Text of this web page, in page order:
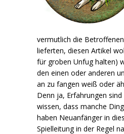
vermutlich die
lieferten, diesen Artikel
für groben Unfug halten)
den einen oder anderen
an zu fangen weiß oder
Denn ja, Erfahrungen
wissen, dass manche
haben Neuanfänger in
Spielleitung in der Regel